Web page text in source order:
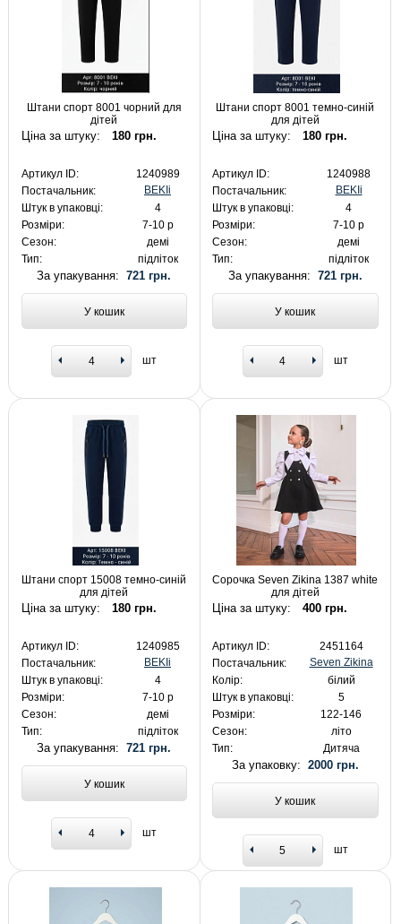
Штани спорт 8001 чорний для
дітей
Ціна за штуку: 180 грн.
Артикул ID:
1240989
Постачальник:
BEKIi
Штук в упаковці:
4
Розміри:
7-10 р
Сезон:
демі
Тип:
підліток
За упакування:721 грн.
У кошик
шт
Штани спорт 8001 темно-синій
для дітей
Ціна за штуку: 180 грн.
Артикул ID:
1240988
Постачальник:
BEKIi
Штук в упаковці:
4
Розміри:
7-10 р
Сезон:
демі
Тип:
підліток
За упакування: 721 грн.
У кошик
шт
Штани спорт 15008 темно-синій
для дітей
Ціна за штуку: 180 грн.
Артикул ID:
1240985
Постачальник:
BEKIi
Штук в упаковці:
4
Розміри:
7-10 р
Сезон:
демі
Тип:
підліток
За упакування:721 грн.
У кошик
шт
Сорочка Seven Zikina 1387 white
для дітей
Ціна за штуку: 400 грн.
Артикул ID:
2451164
Постачальник:
Seven Zikina
Колір:
білий
Штук в упаковці:
5
Розміри:
122-146
Сезон:
літо
Тип:
Дитяча
За упаковку: 2000 грн.
У кошик
шт